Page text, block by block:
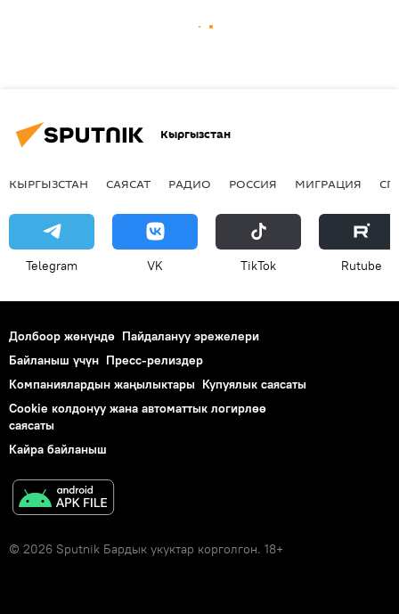
Кыргызстан
КЫРГЫЗСТАН САЯСАТ РАДИО РОССИЯ МИГРАЦИЯ
Telegram VK ТikТоk Rutube
Долбоор жөнүндө Пайдалануу эрежелери
Байланыш үчүн Пресс-релиздер
Компаниялардын жаңылыктары Купуялык саясаты
Cookie колдонуу жана автоматтык логирлөө
саясаты
Кайра байланыш
© 2026 Sputnik Бардык укуктар корголгон. 18+